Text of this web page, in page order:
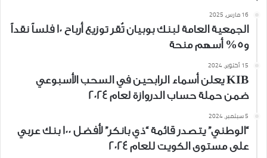
16 مارس، 2025
الجمعية العامة لبنك بوبيان تُقر توزيع أرباح 10 فلساً نقداً
و5% أسهم منحة
15 أكتوبر، 2024
KIB يعلن أسماء الرابحين في السحب الأسبوعي
ضمن حملة حساب الدروازة لعام 2024
5 سبتمبر، 2024
“الوطني” يتصدر قائمة “ذي بانكر” لأفضل 100 بنك عربي
على مستوى الكويت للعام 2024